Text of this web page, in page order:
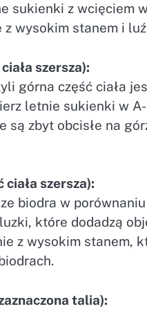
sukienki z wcięciem
z wysokim stanem i
szersza):
górna część ciała
letnie sukienki w
są zbyt obcisłe na
szersza):
biodra w
które dodadzą
z wysokim stanem,
talia):